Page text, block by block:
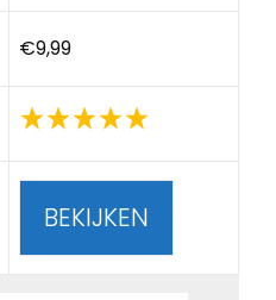
€9,99
BEKIJKEN